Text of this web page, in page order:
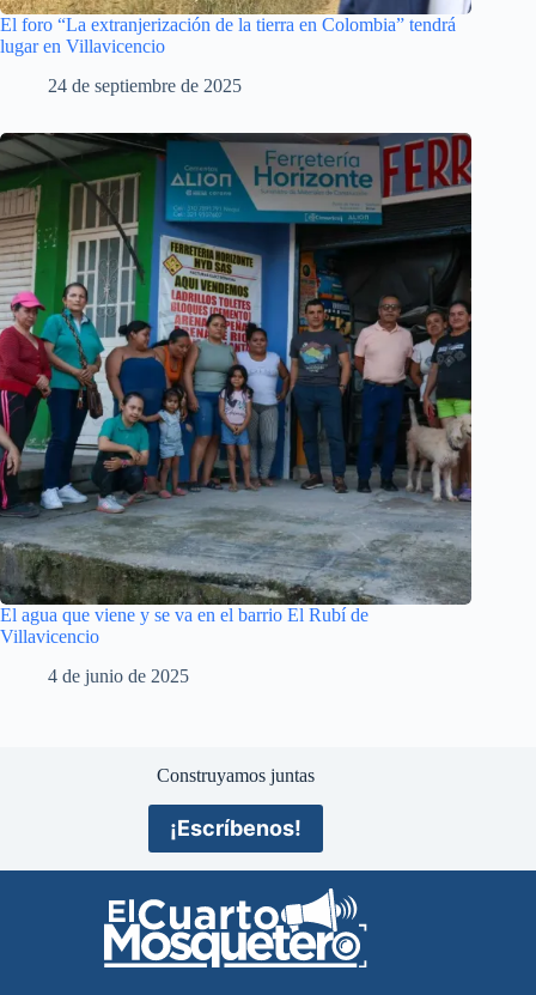
El foro “La extranjerización de la tierra en Colombia” tendrá
lugar en Villavicencio
24 de septiembre de 2025
El agua que viene y se va en el barrio El Rubí de
Villavicencio
4 de junio de 2025
Construyamos juntas
¡Escríbenos!